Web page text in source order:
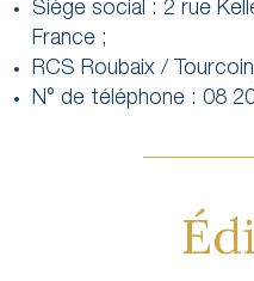
Siège social : 2 rue
France ;
RCS Roubaix /
N° de téléphone : 08